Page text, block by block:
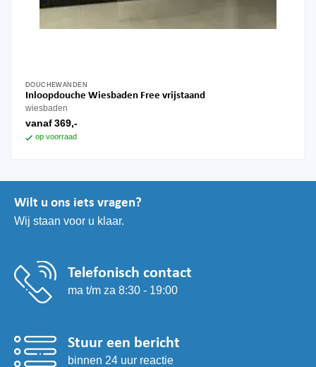
DOUCHEWANDEN
Inloopdouche Wiesbaden Free vrijstaand
wiesbaden
vanaf 369,-
op voorraad
Dit
product
gekozen
worden
productpagina
Wilt u ons iets vragen?
Wij staan voor u klaar.
Telefonisch contact
ma t/m za 8:30 - 19:00
Stuur een bericht
binnen 24 uur reactie